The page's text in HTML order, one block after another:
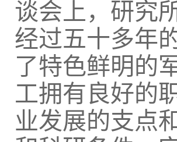
谈会上，研究
经过五十多年
了特色鲜明的
工拥有良好的
业发展的支点